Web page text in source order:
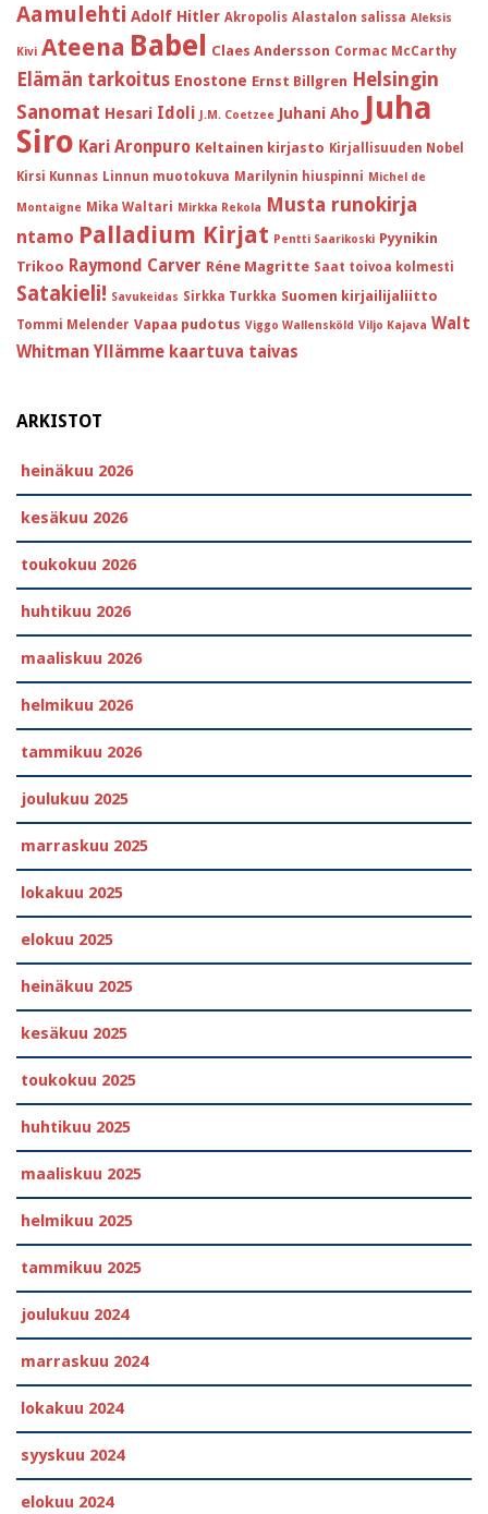
Aamulehti Adolf Hitler Akropolis Alastalon salissa Aleksis
Kivi Ateena Babel Claes Andersson Cormac McCarthy
Elämän tarkoitus Enostone Ernst Billgren Helsingin
Sanomat Hesari Idoli J.M. Coetzee Juhani Aho Juha
Siro Kari Aronpuro Keltainen kirjasto Kirjallisuuden Nobel
Kirsi Kunnas Linnun muotokuva Marilynin hiuspinni Michel de
Montaigne Mika Waltari Mirkka Rekola Musta runokirja
ntamo Palladium Kirjat Pentti Saarikoski Pyynikin
Trikoo Raymond Carver Réne Magritte Saat toivoa kolmesti
Satakieli! Savukeidas Sirkka Turkka Suomen kirjailijaliitto
Tommi Melender Vapaa pudotus Viggo Wallensköld Viljo Kajava Walt
Whitman Yllämme kaartuva taivas
ARKISTOT
heinäkuu 2026
kesäkuu 2026
toukokuu 2026
huhtikuu 2026
maaliskuu 2026
helmikuu 2026
tammikuu 2026
joulukuu 2025
marraskuu 2025
lokakuu 2025
elokuu 2025
heinäkuu 2025
kesäkuu 2025
toukokuu 2025
huhtikuu 2025
maaliskuu 2025
helmikuu 2025
tammikuu 2025
joulukuu 2024
marraskuu 2024
lokakuu 2024
syyskuu 2024
elokuu 2024